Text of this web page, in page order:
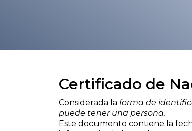
Certificado de
Considerada la forma de
puede tener una persona.
Este documento contiene la